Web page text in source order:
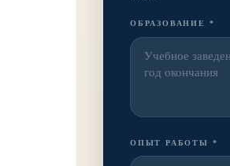
ОБРАЗОВАНИЕ *
ОПЫТ РАБОТЫ *